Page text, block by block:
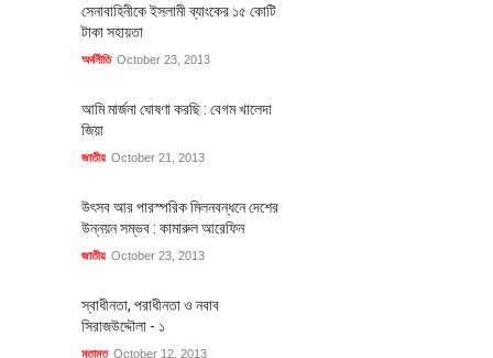
সেনাবাহিনীকে ইসলামী ব্যাংকের ১৫ কোটি
টাকা সহায়তা
অর্থনীতি October 23, 2013
আমি মার্জনা ঘোষণা করছি : বেগম খালেদা
জিয়া
জাতীয় October 21, 2013
উৎসব আর পারস্পরিক মিলনবন্ধনে দেশের
উন্নয়ন সম্ভব : কামারুল আরেফিন
জাতীয় October 23, 2013
স্বাধীনতা, পরাধীনতা ও নবাব
সিরাজউদ্দৌলা - ১
মতামত October 12, 2013